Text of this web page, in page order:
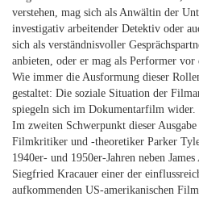
verstehen, mag sich als Anwältin der
investigativ arbeitender Detektiv oder
sich als verständnisvoller
anbieten, oder er mag als Performer vor
Wie immer die Ausformung dieser
gestaltet: Die soziale Situation der
spiegeln sich im Dokumentarfilm wider.
Im zweiten Schwerpunkt dieser
Filmkritiker und -theoretiker Parker
1940er- und 1950er-Jahren neben
Siegfried Kracauer einer der
aufkommenden US-amerikanischen